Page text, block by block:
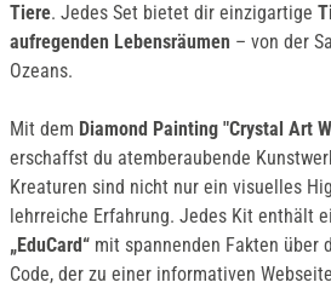
Tiere. Jedes Set bietet dir einzigartige
aufregenden Lebensräumen – von der
Ozeans.
Mit dem Diamond Painting "Crystal Art
erschaffst du atemberaubende
Kreaturen sind nicht nur ein visuelles
lehrreiche Erfahrung. Jedes Kit enthält
„EduCard“ mit spannenden Fakten über
Code, der zu einer informativen